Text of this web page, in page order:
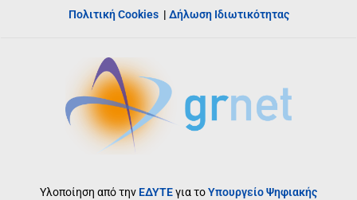
Πολιτική Cookies | Δήλωση Ιδιωτικότητας
Υλοποίηση από την ΕΔΥΤΕγια τοΥπουργείο Ψηφιακής